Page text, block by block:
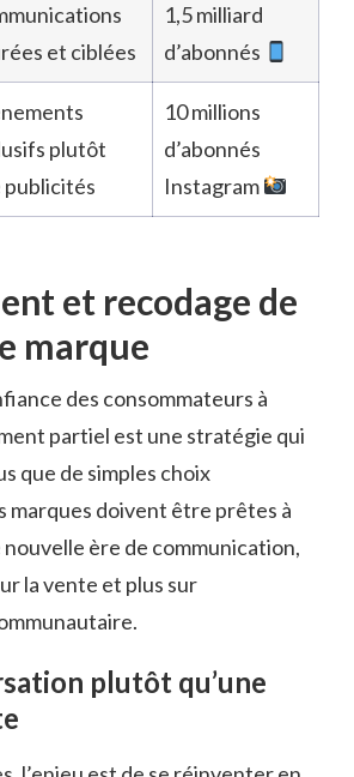
et ciblées
1,5 milliard
d’abonnés
plutôt
publicités
10 millions
d’abonnés
Instagram
et recodage de
marque
des consommateurs à
partiel est une stratégie qui
que de simples choix
marques doivent être prêtes à
ère de communication,
la vente et plus sur
plutôt qu’une